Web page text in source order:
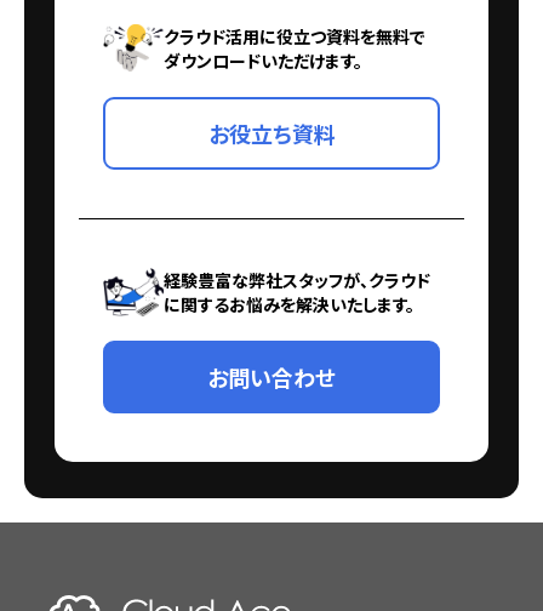
クラウド活用に役立つ資料を無料で
ダウンロードいただけます。
お役立ち資料
経験豊富な弊社スタッフが、クラウド
に関するお悩みを解決いたします。
お問い合わせ